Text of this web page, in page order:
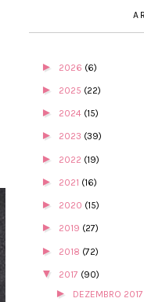
► 2026 (6)
► 2025 (22)
► 2024 (15)
► 2023 (39)
► 2022 (19)
► 2021 (16)
► 2020 (15)
► 2019 (27)
► 2018 (72)
▼ 2017 (90)
► DEZEMBRO 2017